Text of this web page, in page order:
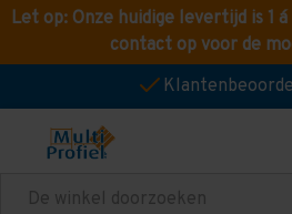
Let op: Onze huidige levertijd is 1
contact op voor de
Zoeken